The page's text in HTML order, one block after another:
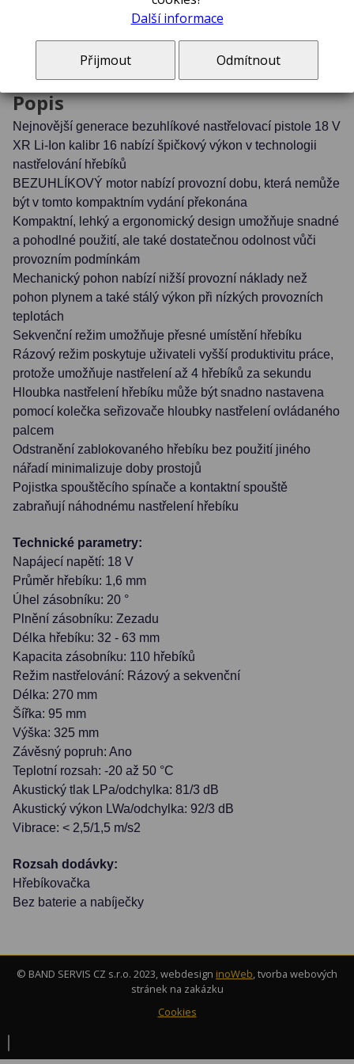
Bezuhlíková dokončovací hřebíkovačka 18,0 V XR / bez
baterií a nabíječky/ 32 - 63 mm
Popis
Nejnovější generace bezuhlíkové nastřelovací pistole 18 V
XR Li-Ion kalibr 16 nabízí špičkový výkon v technologii
nastřelování hřebíků
BEZUHLÍKOVÝ motor nabízí provozní dobu, která nemůže
být v tomto kompaktním vydání překonána
Kompaktní, lehký a ergonomický design umožňuje snadné
a pohodlné použití, ale také dostatečnou odolnost vůči
provozním podmínkám
Mechanický pohon nabízí nižší provozní náklady než
pohon plynem a také stálý výkon při nízkých provozních
teplotách
Sekvenční režim umožňuje přesné umístění hřebíku
Rázový režim poskytuje uživateli vyšší produktivitu práce,
protože umožňuje nastřelení až 4 hřebíků za sekundu
Hloubka nastřelení hřebíku může být snadno nastavena
pomocí kolečka seřizovače hloubky nastřelení ovládaného
palcem
Odstranění zablokovaného hřebíku bez použití jiného
nářadí minimalizuje doby prostojů
Pojistka spouštěcího spínače a kontaktní spouště
zabraňují náhodnému nastřelení hřebíku
Technické parametry:
Napájecí napětí: 18 V
Průměr hřebíku: 1,6 mm
Úhel zásobníku: 20 °
Plnění zásobníku: Zezadu
Délka hřebíku: 32 - 63 mm
Kapacita zásobníku: 110 hřebíků
Režim nastřelování: Rázový a sekvenční
Délka: 270 mm
Šířka: 95 mm
Výška: 325 mm
Závěsný popruh: Ano
Teplotní rozsah: -20 až 50 °C
Akustický tlak LPa/odchylka: 81/3 dB
Akustický výkon LWa/odchylka: 92/3 dB
Vibrace: < 2,5/1,5 m/s2
Rozsah dodávky:
Hřebíkovačka
Bez baterie a nabíječky
© BAND SERVIS CZ s.r.o. 2023, webdesign inoWeb, tvorba webových
stránek na zakázku
Cookies
Další informace
Přijmout Odmítnout